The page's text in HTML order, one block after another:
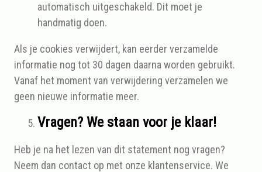
automatisch uitgeschakeld. Dit moet je
handmatig doen.
Als je cookies verwijdert, kan eerder verzamelde
informatie nog tot 30 dagen daarna worden gebruikt.
Vanaf het moment van verwijdering verzamelen we
geen nieuwe informatie meer.
Vragen? We staan voor je klaar!
Heb je na het lezen van dit statement nog vragen?
Neem dan contact op met onze klantenservice. We